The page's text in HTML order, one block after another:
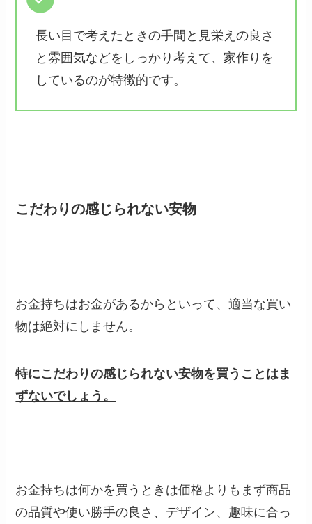
長い目で考えたときの手間と見栄えの良さ
と雰囲気などをしっかり考えて、家作りを
しているのが特徴的です。
こだわりの感じられない安物
お金持ちはお金があるからといって、適当な買い
物は絶対にしません。
特にこだわりの感じられない安物を買うことはま
ずないでしょう。
お金持ちは何かを買うときは価格よりもまず商品
の品質や使い勝手の良さ、デザイン、趣味に合っ